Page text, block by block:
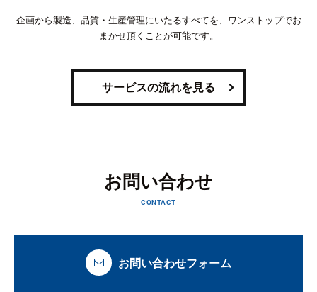
企画から製造、品質・生産管理にいたるすべてを、ワンストップでお
まかせ頂くことが可能です。
サービスの流れを見る
お問い合わせ
CONTACT
お問い合わせフォーム